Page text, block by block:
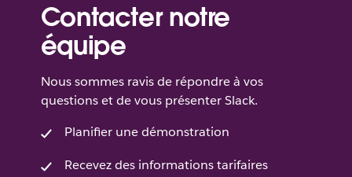
Contacter notre
équipe
Nous sommes ravis de répondre à vos
questions et de vous présenter Slack.
Planifier une démonstration
Recevez des informations tarifaires